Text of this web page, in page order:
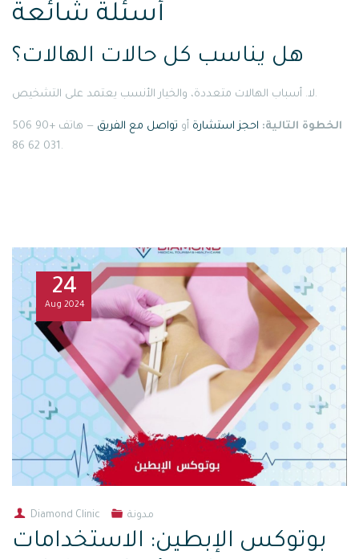
أسئلة شائعة
هل يناسب كل حالات الهالات؟
لا. أسباب الهالات متعددة، والخيار الأنسب يعتمد على التشخيص.
الخطوة التالية: احجز استشارة أو تواصل مع الفريق
— هاتف +90 506
031 62 86.
24
Aug 2024
Diamond Clinic مدونة
بوتوكس الإبطين: الاستخدامات